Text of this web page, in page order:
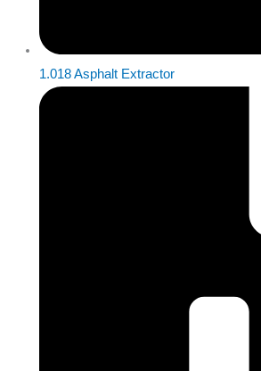
1.018 Asphalt Extractor